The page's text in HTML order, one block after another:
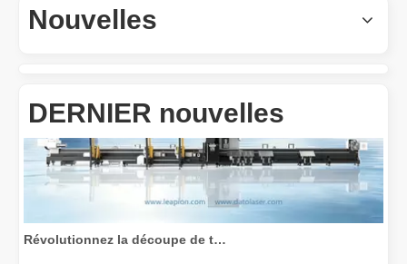
Nouvelles
DERNIER nouvelles